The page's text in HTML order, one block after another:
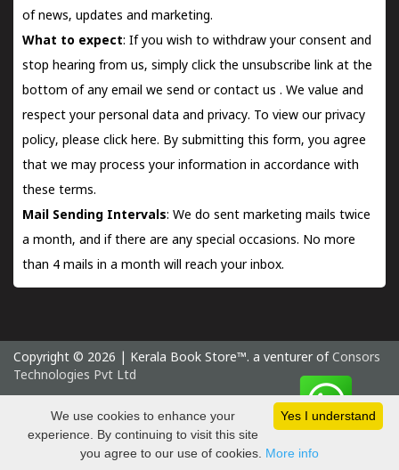
of news, updates and marketing.
What to expect: If you wish to withdraw your consent and
stop hearing from us, simply click the unsubscribe link at the
bottom of any email we send orcontact us . We value and
respect your personal data and privacy. To view our privacy
policy, please click here. By submitting this form, you agree
that we may process your information in accordance with
these terms.
Mail Sending Intervals: We do sent marketing mails twice
a month, and if there are any special occasions. No more
than 4 mails in a month will reach your inbox.
Copyright © 2026 | Kerala Book Store™. a venturer of Consors
Technologies Pvt Ltd
Friday 7 August, 2026 IST
Yes I understand
We use cookies to enhance your
experience. By continuing to visit this site
you agree to our use of cookies. More info